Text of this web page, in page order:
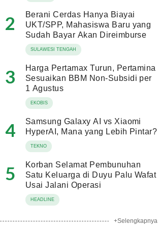
2
Berani Cerdas Hanya Biayai
UKT/SPP, Mahasiswa Baru yang
Sudah Bayar Akan Direimburse
SULAWESI TENGAH
3
Harga Pertamax Turun, Pertamina
Sesuaikan BBM Non-Subsidi per
1 Agustus
EKOBIS
4
Samsung Galaxy AI vs Xiaomi
HyperAI, Mana yang Lebih Pintar?
TEKNO
5
Korban Selamat Pembunuhan
Satu Keluarga di Duyu Palu Wafat
Usai Jalani Operasi
HEADLINE
+Selengkapnya